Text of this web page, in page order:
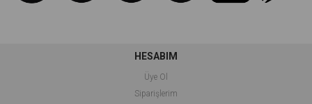
HESABIM
Üye Ol
Siparişlerim